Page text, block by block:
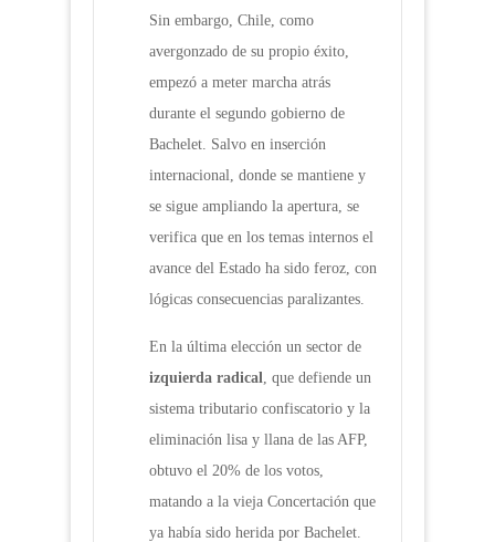
Sin embargo, Chile, como
avergonzado de su propio éxito,
empezó a meter marcha atrás
durante el segundo gobierno de
Bachelet. Salvo en inserción
internacional, donde se mantiene y
se sigue ampliando la apertura, se
verifica que en los temas internos el
avance del Estado ha sido feroz, con
lógicas consecuencias paralizantes.
En la última elección un sector de
izquierda radical, que defiende un
sistema tributario confiscatorio y la
eliminación lisa y llana de las AFP,
obtuvo el 20% de los votos,
matando a la vieja Concertación que
ya había sido herida por Bachelet.